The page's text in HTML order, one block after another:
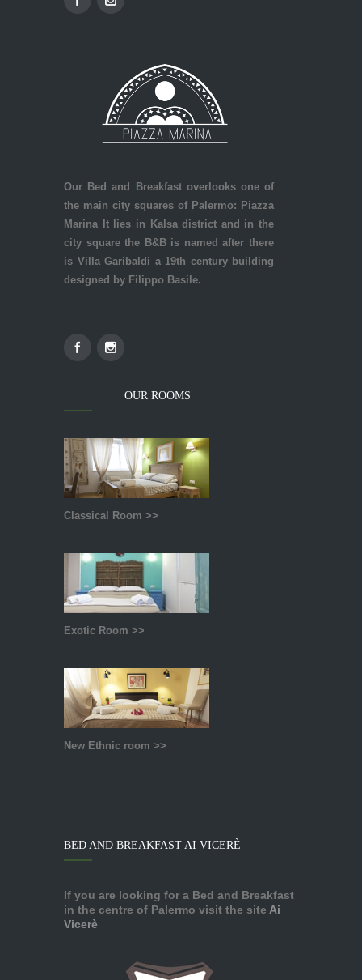
Our Bed and Breakfast overlooks one of
the main city squares of Palermo: Piazza
Marina It lies in Kalsa district and in the
city square the B&B is named after there
is Villa Garibaldi a 19th century building
designed by Filippo Basile.
OUR ROOMS
Classical Room >>
Exotic Room >>
New Ethnic room >>
BED AND BREAKFAST AI VICERÈ
If you are looking for a Bed and Breakfast
in the centre of Palermo visit the site Ai
Vicerè